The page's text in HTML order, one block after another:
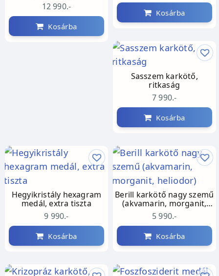
12 990.-
Kosárba
Kosárba
Sasszem karkötő,
ritkaság
7 990.-
Kosárba
Hegyikristály hexagram
medál, extra tiszta
9 990.-
Kosárba
Berill karkötő nagy szemű
(akvamarin, morganit,
heliodor)
5 990.-
Kosárba